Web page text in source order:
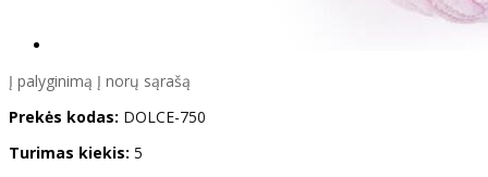
Į palyginimą Į norų sąrašą
Prekės kodas: DOLCE-750
Turimas kiekis: 5